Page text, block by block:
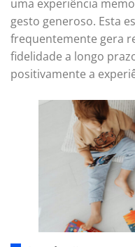
uma experiência
gesto generoso. Esta
frequentemente gera
fidelidade a longo
positivamente a